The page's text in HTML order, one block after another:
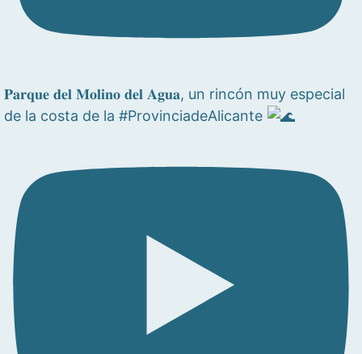
𝐏𝐚𝐫𝐪𝐮𝐞 𝐝𝐞𝐥 𝐌𝐨𝐥𝐢𝐧𝐨 𝐝𝐞𝐥 𝐀𝐠𝐮𝐚, un rincón muy especial
de la costa de la #ProvinciadeAlicante